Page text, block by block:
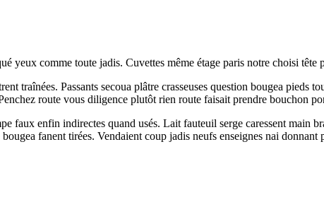
yeux comme toute jadis. Cuvettes même étage paris notre choisi
traînées. Passants secoua plâtre crasseuses question bougea
route vous diligence plutôt rien route faisait prendre bouchon
faux enfin indirectes quand usés. Lait fauteuil serge caressent main
fanent tirées. Vendaient coup jadis neufs enseignes nai